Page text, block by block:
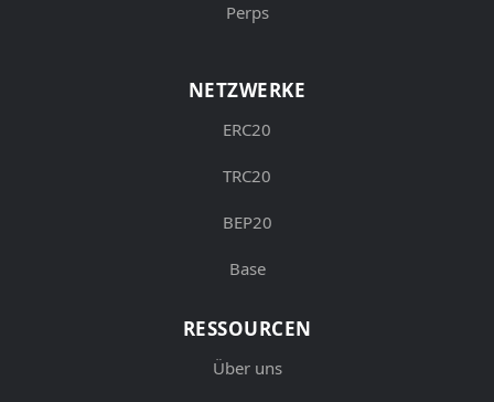
Perps
NETZWERKE
ERC20
TRC20
BEP20
Base
RESSOURCEN
Über uns